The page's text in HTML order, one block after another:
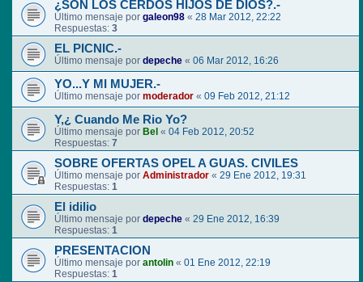
¿SON LOS CERDOS HIJOS DE DIOS?.-
Último mensaje por galeon98 « 28 Mar 2012, 22:22
Respuestas: 3
EL PICNIC.-
Último mensaje por depeche « 06 Mar 2012, 16:26
YO...Y MI MUJER.-
Último mensaje por moderador « 09 Feb 2012, 21:12
Y,¿ Cuando Me Rio Yo?
Último mensaje por Bel « 04 Feb 2012, 20:52
Respuestas: 7
SOBRE OFERTAS OPEL A GUAS. CIVILES
Último mensaje por Administrador « 29 Ene 2012, 19:31
Respuestas: 1
El idilio
Último mensaje por depeche « 29 Ene 2012, 16:39
Respuestas: 1
PRESENTACION
Último mensaje por antolin « 01 Ene 2012, 22:19
Respuestas: 1